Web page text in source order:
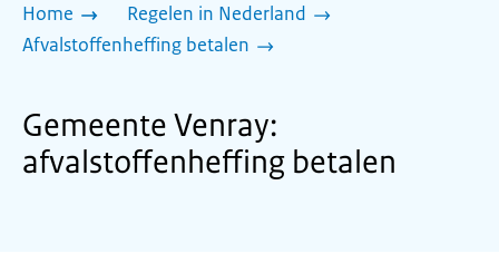
Home
Regelen in Nederland
Afvalstoffenheffing betalen
Gemeente Venray:
afvalstoffenheffing betalen